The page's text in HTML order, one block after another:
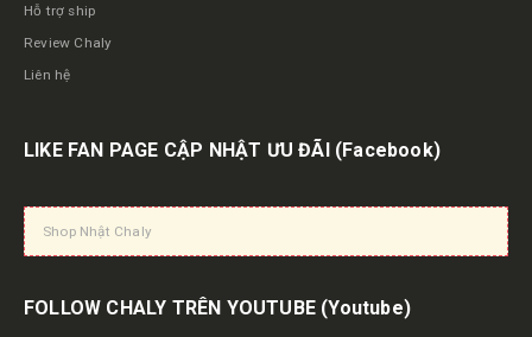
Hỗ trợ ship
Review Chaly
Liên hệ
LIKE FAN PAGE CẬP NHẬT ƯU ĐÃI (Facebook)
Shop Nhật Chaly
FOLLOW CHALY TRÊN YOUTUBE (Youtube)